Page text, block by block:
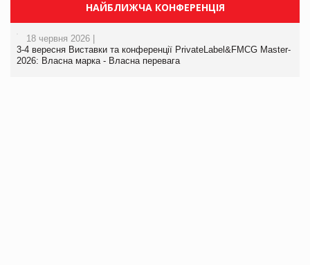
НАЙБЛИЖЧА КОНФЕРЕНЦІЯ
18 червня 2026 |
3-4 вересня Виставки та конференції PrivateLabel&FMCG Master-
2026: Власна марка - Власна перевага